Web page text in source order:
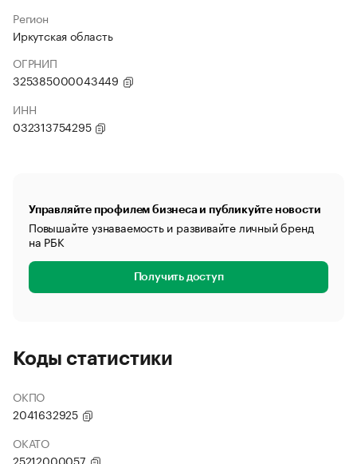
Регион
Иркутская область
ОГРНИП
325385000043449
ИНН
032313754295
Управляйте профилем бизнеса и публикуйте новости
Повышайте узнаваемость и развивайте личный бренд
на РБК
Получить доступ
Коды статистики
ОКПО
2041632925
ОКАТО
25212000057